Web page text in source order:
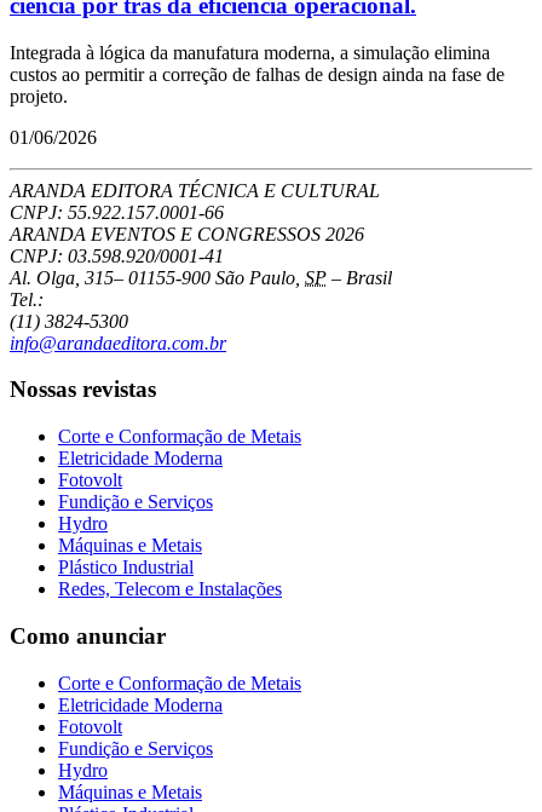
ciência por trás da eficiência operacional.
Integrada à lógica da manufatura moderna, a simulação elimina
custos ao permitir a correção de falhas de design ainda na fase de
projeto.
01/06/2026
ARANDA EDITORA TÉCNICA E CULTURAL
CNPJ: 55.922.157.0001-66
ARANDA EVENTOS E CONGRESSOS 2026
CNPJ: 03.598.920/0001-41
Al. Olga, 315– 01155-900 São Paulo SP – Brasil
Tel.:
(11) 3824-5300
info@arandaeditora.com.br
Nossas revistas
Corte e Conformação de Metais
Eletricidade Moderna
Fotovolt
Fundição e Serviços
Hydro
Máquinas e Metais
Plástico Industrial
Redes, Telecom e Instalações
Como anunciar
Corte e Conformação de Metais
Eletricidade Moderna
Fotovolt
Fundição e Serviços
Hydro
Máquinas e Metais